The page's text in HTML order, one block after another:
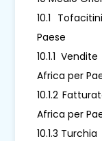
10.1
Paese
10.1.1
Africa per
10.1.2
Africa per
10.1.3 Turchia